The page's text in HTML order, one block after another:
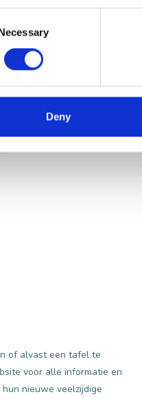
Deny
of alvast een tafel te
voor alle informatie en
nieuwe veelzijdige